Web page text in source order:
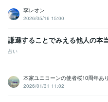
Google Analytics:7年
Adobe Illustrator:3年
得意分野
ビジネス代行・事務代行 契約
契約書 契約書作成 利用規約 利
NDA
秘密保持 賃貸借
集客・マーケティング相談 経営
李レオン
2026/05/16 15:00
謙遜することでみえる他人の本
占い
本家ユニコーンの使者桜10周年あ
2026/01/31 11:02